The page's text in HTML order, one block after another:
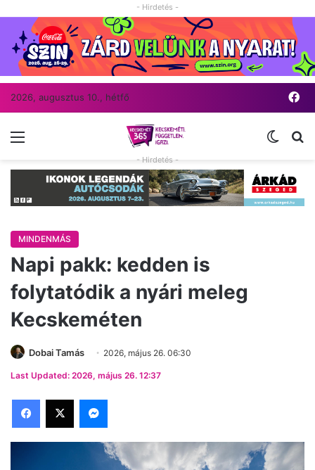
- Hirdetés -
2026, augusztus 10., hétfő
Menü
- Hirdetés -
MINDENMÁS
Napi pakk: kedden is
folytatódik a nyári meleg
Kecskeméten
Dobai Tamás 2026, május 26. 06:30
Last Updated: 2026, május 26. 12:37
Facebook
X Messenger